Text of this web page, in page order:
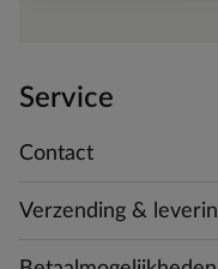
Service
Contact
Verzending &